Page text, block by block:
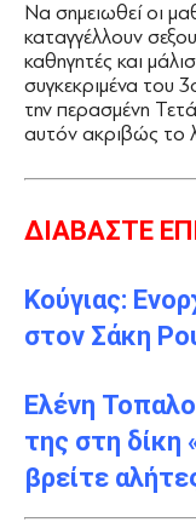
Να σημειωθεί οι
καταγγέλλουν
καθηγητές και
συγκεκριμένα του
την περασμένη
αυτόν ακριβώς το
ΔΙΑΒΑΣΤΕ
Κούγιας:
στον Σάκη
Ελένη
της στη δίκη
βρείτε